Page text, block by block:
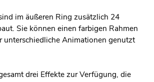
im äußeren Ring zusätzlich 24
Sie können einen farbigen Rahmen
unterschiedliche Animationen genutzt
drei Effekte zur Verfügung, die